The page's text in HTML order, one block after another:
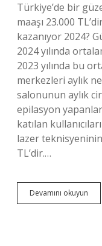
Türkiye’de bir
maaşı 23.000
kazanıyor 2024?
2024 yılında
2023 yılında bu
merkezleri aylık
salonunun aylık
epilasyon
katılan
lazer teknisyeninin
TL’dir.…
Devamını okuyun